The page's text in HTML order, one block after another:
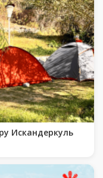
Искандеркуль